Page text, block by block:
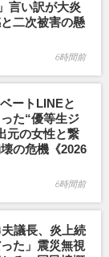
言い訳が大炎
二次被害の懸
6時間前
ートLINEと
た“優等生ジ
元の女性と繋
の危機《2026
6時間前
議長、炎上続
た」震災無視